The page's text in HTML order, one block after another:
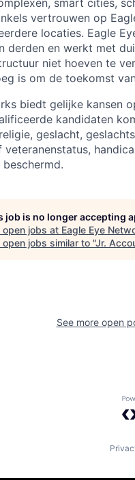
smart cities,
vertrouwen op
locaties. Eagle
derden en werkt met
niet hoeven te
is om de toekomst
biedt gelijke kansen
kandidaten
geslacht,
job is no longer accepting
open jobs at Eagle Eye
open jobs similar to "Jr.
See more open